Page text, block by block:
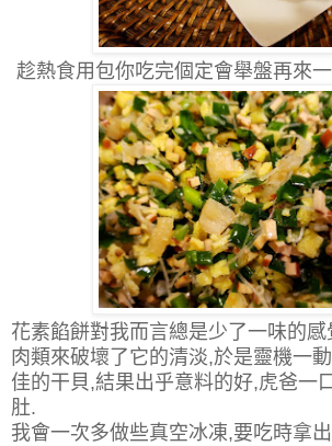
趁熱食用包你吃完個定會舉盤再來
花素餡餅對我而言總是少了一味的
肉類來破壞了它的清淡,於是靈機一
佳的干貝,結果出乎意料的好,虎爸一
肚.
我會一次多做些真空冰凍,要吃時拿